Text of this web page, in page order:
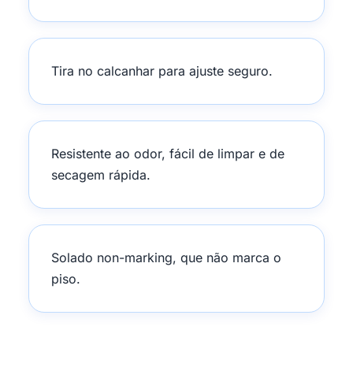
Tira no calcanhar para ajuste seguro.
Resistente ao odor, fácil de limpar e de
secagem rápida.
Solado non-marking, que não marca o
piso.